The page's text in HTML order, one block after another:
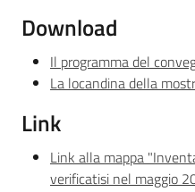
Download
Il programma del
La locandina della
Link
Link alla mappa
verificatisi nel maggio